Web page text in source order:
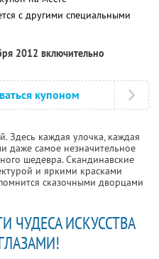
с другими специальными
2012 включительно
купоном
Здесь каждая улочка, каждая
даже самое незначительное
шедевра. Скандинавские
и яркими красками
сказочными дворцами
ЧУДЕСА ИСКУССТВА